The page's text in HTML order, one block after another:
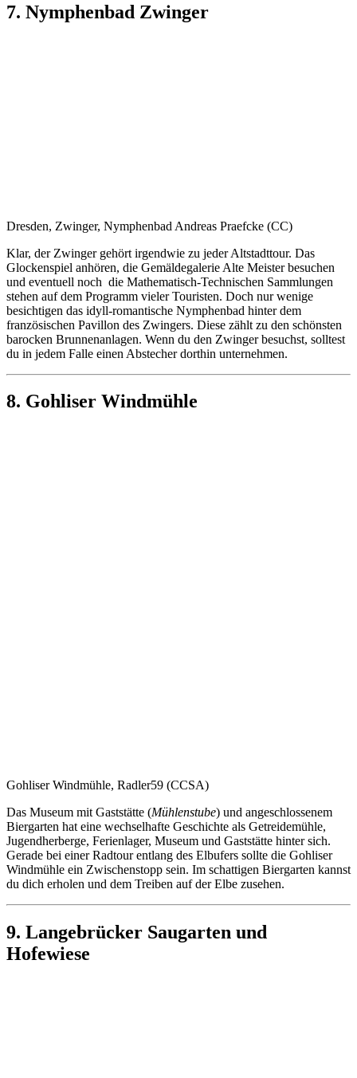
7. Nymphenbad Zwinger
Dresden, Zwinger, Nymphenbad Andreas Praefcke (CC)
Klar, der Zwinger gehört irgendwie zu jeder Altstadttour. Das
Glockenspiel anhören, die Gemäldegalerie Alte Meister besuchen
und eventuell noch die Mathematisch-Technischen Sammlungen
stehen auf dem Programm vieler Touristen. Doch nur wenige
besichtigen das idyll-romantische Nymphenbad hinter dem
französischen Pavillon des Zwingers. Diese zählt zu den schönsten
barocken Brunnenanlagen. Wenn du den Zwinger besuchst, solltest
du in jedem Falle einen Abstecher dorthin unternehmen.
8. Gohliser Windmühle
Gohliser Windmühle, Radler59 (CCSA)
Das Museum mit Gaststätte (Mühlenstube) und angeschlossenem
Biergarten hat eine wechselhafte Geschichte als Getreidemühle,
Jugendherberge, Ferienlager, Museum und Gaststätte hinter sich.
Gerade bei einer Radtour entlang des Elbufers sollte die Gohliser
Windmühle ein Zwischenstopp sein. Im schattigen Biergarten kannst
du dich erholen und dem Treiben auf der Elbe zusehen.
9. Langebrücker Saugarten und
Hofewiese